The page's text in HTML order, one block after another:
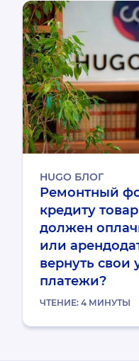
HUGO БЛОГ
Ремонтный
кредиту
должен
или
вернуть свои
платежи?
ЧТЕНИЕ: 4 МИНУТЫ